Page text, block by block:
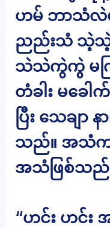
ဟမ် ဘာသံလဲ
ညည်းသံ သဲ့သဲ့
သဲသဲကွဲကွဲ မကြ
တံခါး မခေါ
ပြီး သေချ
သည်။ အသံက
အသံဖြစ်သည်
“ဟင်း ဟင်း